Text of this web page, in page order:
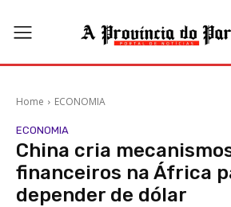
Home ECONOMIA
ECONOMIA
China cria
financeiros na África
depender de dólar